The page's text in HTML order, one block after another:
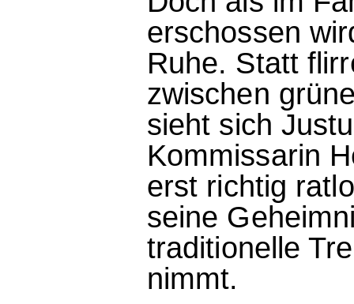
erschossen
Ruhe. Statt
zwischen
sieht sich
Kommissarin
erst richtig
seine
traditionelle
nimmt.